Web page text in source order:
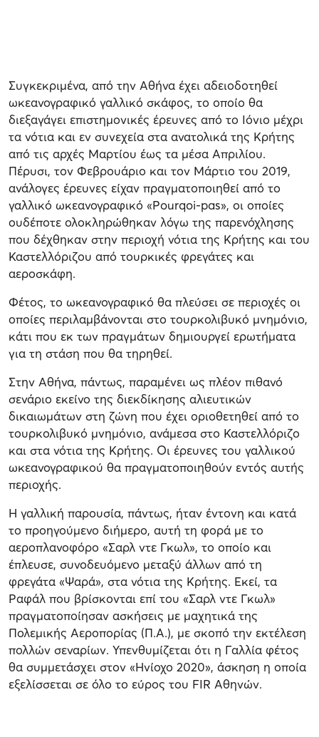
Συγκεκριμένα, από την Αθήνα έχει αδειοδοτηθεί
ωκεανογραφικό γαλλικό σκάφος, το οποίο θα
διεξαγάγει επιστημονικές έρευνες από το Ιόνιο μέχρι
τα νότια και εν συνεχεία στα ανατολικά της Κρήτης
από τις αρχές Μαρτίου έως τα μέσα Απριλίου.
Πέρυσι, τον Φεβρουάριο και τον Μάρτιο του 2019,
ανάλογες έρευνες είχαν πραγματοποιηθεί από το
γαλλικό ωκεανογραφικό «Pourqoi-pas», οι οποίες
ουδέποτε ολοκληρώθηκαν λόγω της παρενόχλησης
που δέχθηκαν στην περιοχή νότια της Κρήτης και του
Καστελλόριζου από τουρκικές φρεγάτες και
αεροσκάφη.
Φέτος, το ωκεανογραφικό θα πλεύσει σε περιοχές οι
οποίες περιλαμβάνονται στο τουρκολιβυκό μνημόνιο,
κάτι που εκ των πραγμάτων δημιουργεί ερωτήματα
για τη στάση που θα τηρηθεί.
Στην Αθήνα, πάντως, παραμένει ως πλέον πιθανό
σενάριο εκείνο της διεκδίκησης αλιευτικών
δικαιωμάτων στη ζώνη που έχει οριοθετηθεί από το
τουρκολιβυκό μνημόνιο, ανάμεσα στο Καστελλόριζο
και στα νότια της Κρήτης. Οι έρευνες του γαλλικού
ωκεανογραφικού θα πραγματοποιηθούν εντός αυτής
περιοχής.
Η γαλλική παρουσία, πάντως, ήταν έντονη και κατά
το προηγούμενο διήμερο, αυτή τη φορά με το
αεροπλανοφόρο «Σαρλ ντε Γκωλ», το οποίο και
έπλευσε, συνοδευόμενο μεταξύ άλλων από τη
φρεγάτα «Ψαρά», στα νότια της Κρήτης. Εκεί, τα
Ραφάλ που βρίσκονται επί του «Σαρλ ντε Γκωλ»
πραγματοποίησαν ασκήσεις με μαχητικά της
Πολεμικής Αεροπορίας (Π.Α.), με σκοπό την εκτέλεση
πολλών σεναρίων. Υπενθυμίζεται ότι η Γαλλία φέτος
θα συμμετάσχει στον «Ηνίοχο 2020», άσκηση η οποία
εξελίσσεται σε όλο το εύρος του FIR Αθηνών.